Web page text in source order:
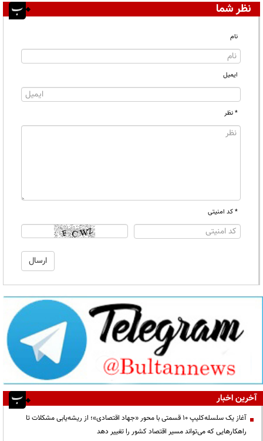
نظر شما
نام
ایمیل
* نظر
* کد امنیتی
آخرین اخبار
آغاز یک سلسله‌کلیپ ۱۰ قسمتی با محور «جهاد اقتصادی»؛ از ریشه‌یابی مشکلات تا
راهکارهایی که می‌تواند مسیر اقتصاد کشور را تغییر دهد